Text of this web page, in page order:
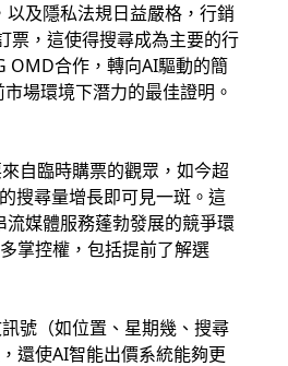
及隱私法規日益嚴格，行銷
票，這使得搜尋成為主要的行
OMD合作，轉向AI驅動的簡
場環境下潛力的最佳證明。
自臨時購票的觀眾，如今超
搜尋量增長即可見一斑。這
媒體服務蓬勃發展的競爭環
掌控權，包括提前了解選
號（如位置、星期幾、搜尋
還使AI智能出價系統能夠更